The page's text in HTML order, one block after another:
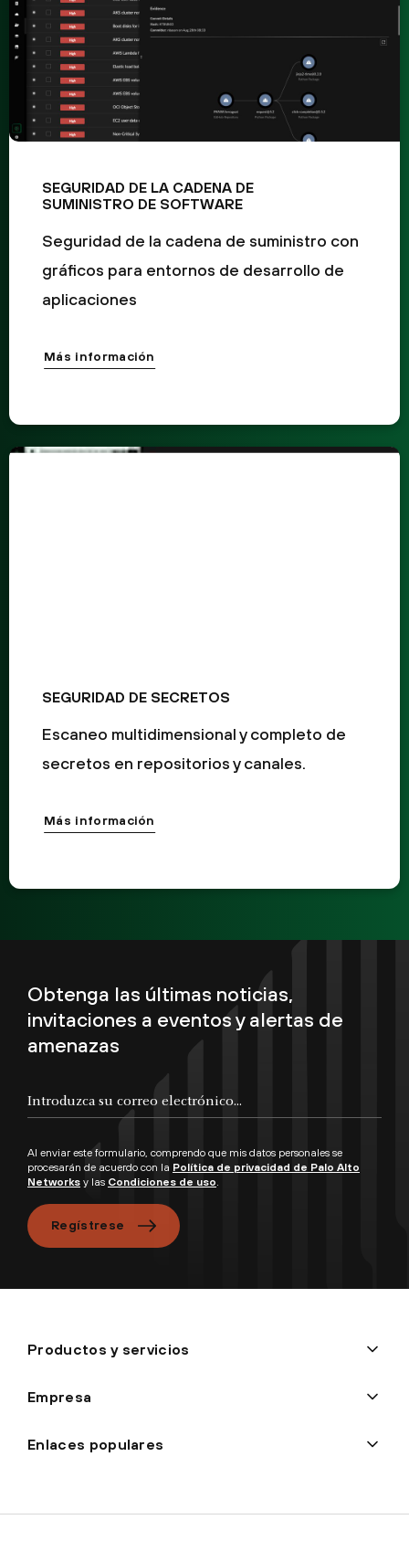
SEGURIDAD DE LA CADENA DE
SUMINISTRO DE SOFTWARE
Seguridad de la cadena de suministro con
gráficos para entornos de desarrollo de
aplicaciones
Más información
SEGURIDAD DE SECRETOS
Escaneo multidimensional y completo de
secretos en repositorios y canales.
Más información
Obtenga las últimas noticias,
invitaciones a eventos y alertas de
amenazas
Al enviar este formulario, comprendo que mis datos personales se
procesarán de acuerdo con la Política de privacidad de Palo Alto
Networks y las Condiciones de uso
Regístrese
Productos y servicios
Empresa
Enlaces populares